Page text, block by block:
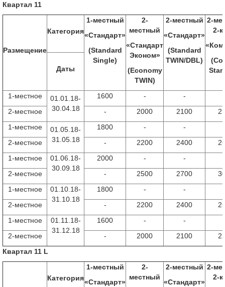
Квартал 11
Размещение
Категория
1-местный
«Стандарт»
(Standard
Single)
2-
местный
«Стандарт
Эконом»
(Economy
TWIN)
2-местный
«Стандарт»
(Standard
TWIN/DBL)
2-
2-
(
Даты
1-местное
01.01.18-
30.04.18
1600 - -
2-местное
- 2000 2100
1-местное
01.05.18-
31.05.18
1800 - -
2-местное
- 2200 2400
1-местное
01.06.18-
30.09.18
2000 - -
2-местное
- 2500 2700
1-местное
01.10.18-
31.10.18
1800 - -
2-местное
- 2200 2400
1-местное
01.11.18-
31.12.18
1600 - -
2-местное
- 2000 2100
Квартал 11 L
Категория
1-местный
«Стандарт»
2-
местный
2-местный
«Стандарт»
2-
2-